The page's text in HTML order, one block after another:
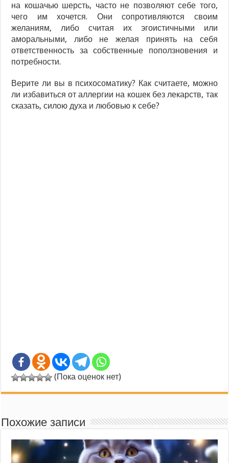
на кошачью шерсть, часто не позволяют себе того,
чего им хочется. Они сопротивляются своим
желаниям, либо считая их эгоистичными или
аморальными, либо не желая принять на себя
ответственность за собственные поползновения и
потребности.
Верите ли вы в психосоматику? Как считаете, можно
ли избавиться от аллергии на кошек без лекарств, так
сказать, силою духа и любовью к себе?
(Пока оценок нет)
Похожие записи